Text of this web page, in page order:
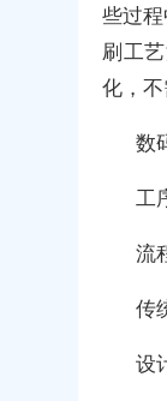
些过
刷工
化，
数
工
流
传
设